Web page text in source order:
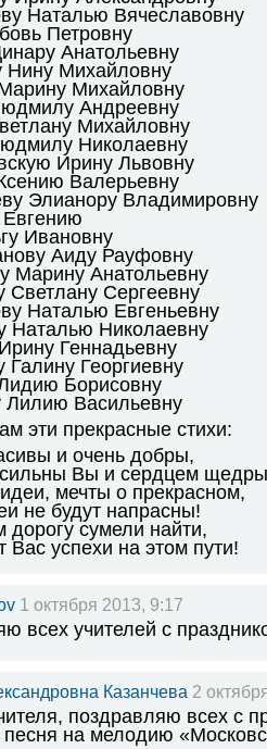
Наталью Вячеславовну
Петровну
Анатольевну
Нину Михайловну
Михайловну
Андреевну
Михайловну
Николаевну
Ирину Львовну
Валерьевну
Элианору Владимировну
Ивановну
Аиду Рауфовну
Марину Анатольевну
Светлану Сергеевну
Наталью Евгеньевну
Наталью Николаевну
Геннадьевну
Галину Георгиевну
Борисовну
Васильевну
эти прекрасные стихи:
и очень добры,
Вы и сердцем
мечты о прекрасном,
не будут напрасны!
дорогу сумели найти,
Вас успехи на этом пути!
1 октября 2013, 9:17
всех учителей с
Казанчева 2
поздравляю всех с
на мелодию